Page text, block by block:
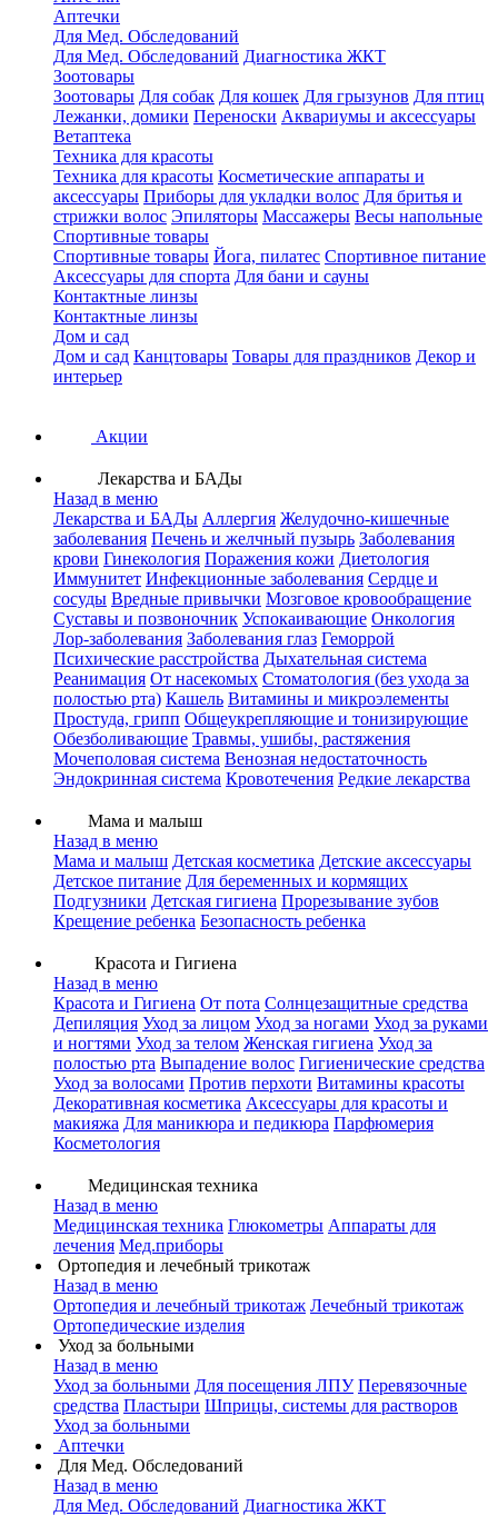
Аптечки
Для Мед. Обследований
Для Мед. Обследований Диагностика ЖКТ
Зоотовары
Зоотовары Для собак Для кошек Для грызунов Для птиц
Лежанки, домики Переноски Аквариумы и аксессуары
Ветаптека
Техника для красоты
Техника для красоты Косметические аппараты и
аксессуары Приборы для укладки волос Для бритья и
стрижки волос Эпиляторы Массажеры Весы напольные
Спортивные товары
Спортивные товары Йога, пилатес Спортивное питание
Аксессуары для спорта Для бани и сауны
Контактные линзы
Контактные линзы
Дом и сад
Дом и сад Канцтовары Товары для праздников Декор и
интерьер
Акции
Лекарства и БАДы
Назад в меню
Лекарства и БАДы Аллергия Желудочно-кишечные
заболевания Печень и желчный пузырь Заболевания
крови Гинекология Поражения кожи Диетология
Иммунитет Инфекционные заболевания Сердце и
сосуды Вредные привычки Мозговое кровообращение
Суставы и позвоночник Успокаивающие Онкология
Лор-заболевания Заболевания глаз Геморрой
Психические расстройства Дыхательная система
Реанимация От насекомых Стоматология (без ухода за
полостью рта) Кашель Витамины и микроэлементы
Простуда, грипп Общеукрепляющие и тонизирующие
Обезболивающие Травмы, ушибы, растяжения
Мочеполовая система Венозная недостаточность
Эндокринная система Кровотечения Редкие лекарства
Мама и малыш
Назад в меню
Мама и малыш Детская косметика Детские аксессуары
Детское питание Для беременных и кормящих
Подгузники Детская гигиена Прорезывание зубов
Крещение ребенка Безопасность ребенка
Красота и Гигиена
Назад в меню
Красота и Гигиена От пота Солнцезащитные средства
Депиляция Уход за лицом Уход за ногами Уход за руками
и ногтями Уход за телом Женская гигиена Уход за
полостью рта Выпадение волос Гигиенические средства
Уход за волосами Против перхоти Витамины красоты
Декоративная косметика Аксессуары для красоты и
макияжа Для маникюра и педикюра Парфюмерия
Косметология
Медицинская техника
Назад в меню
Медицинская техника Глюкометры Аппараты для
лечения Мед.приборы
Ортопедия и лечебный трикотаж
Назад в меню
Ортопедия и лечебный трикотаж Лечебный трикотаж
Ортопедические изделия
Уход за больными
Назад в меню
Уход за больными Для посещения ЛПУ Перевязочные
средства Пластыри Шприцы, системы для растворов
Уход за больными
Аптечки
Для Мед. Обследований
Назад в меню
Для Мед. Обследований Диагностика ЖКТ